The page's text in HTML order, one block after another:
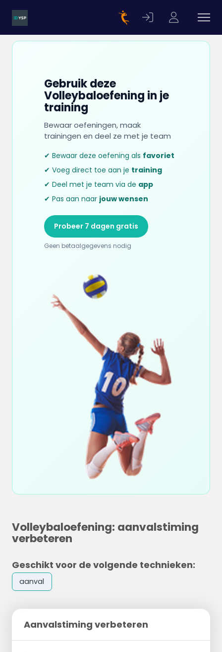
Gebruik deze
Volleybaloefening in je
training
Bewaar oefeningen, maak
trainingen en deel ze met je team
✔ Bewaar deze oefening als favoriet
✔ Voeg direct toe aan je training
✔ Deel met je team via de app
✔ Pas aan naar jouw wensen
Probeer 7 dagen gratis
Geen betaalgegevens nodig
Volleybaloefening: aanvalstiming
verbeteren
Geschikt voor de volgende technieken:
aanval
Aanvalstiming verbeteren